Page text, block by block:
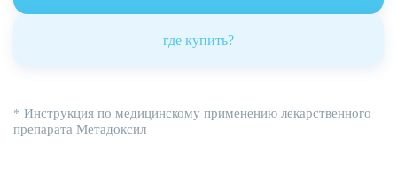
где купить?
* Инструкция по медицинскому применению лекарственного
препарата Метадоксил